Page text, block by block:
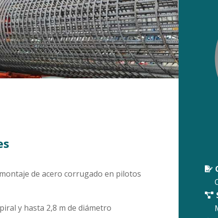
de acero corrugado en pilotos
y hasta 2,8 m de diámetro

